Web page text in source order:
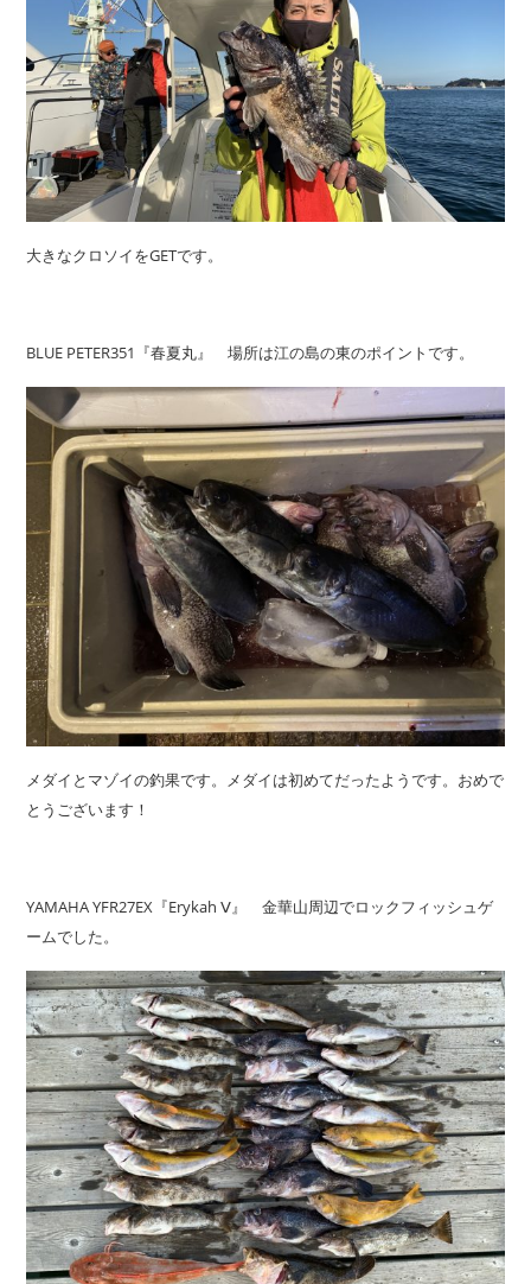
大きなクロソイをGETです。
BLUE PETER351『春夏丸』 場所は江の島の東のポイントです。
メダイとマゾイの釣果です。メダイは初めてだったようです。おめで
とうございます！
YAMAHA YFR27EX『Erykah Ⅴ』 金華山周辺でロックフィッシュゲ
ームでした。